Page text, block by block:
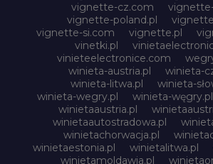
vignette-cz.com
vignette-poland.pl
vignette-si.com
vignette.pl
vinetki.pl
vinieteelectronice.com
winieta-austria.pl
winieta-
winieta-litwa.pl
winieta-
winieta-wegry.pl
winieta-węgry.pl
winietaaustria.pl
winietaautostradowa.pl
winietachorwacja.pl
winietaestonia.pl
winietalitwa.pl
winietamoldawia.pl